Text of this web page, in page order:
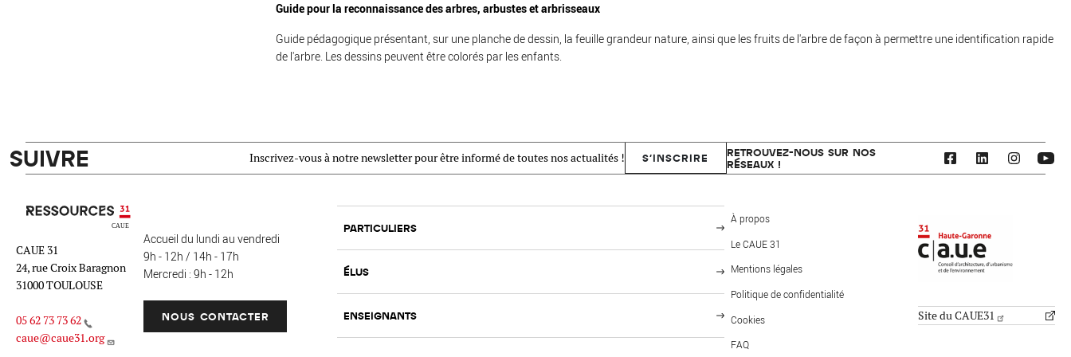
Guide pour la reconnaissance des arbres, arbustes et arbrisseaux
Guide pédagogique présentant, sur une planche de dessin, la feuille grandeur nature, ainsi que les fruits de l'arbre de façon à permettre une identification rapide
de l'arbre. Les dessins peuvent être colorés par les enfants.
SUIVRE Inscrivez-vous à notre newsletter pour être informé de toutes nos actualités ! S'INSCRIRE
RETROUVEZ-NOUS SUR NOS
RÉSEAUX !
Ressources 31
CAUE 31
24, rue Croix Baragnon
31000 TOULOUSE
05 62 73 73 62
caue@caue31.org
Accueil du lundi au vendredi
9h - 12h / 14h - 17h
Mercredi : 9h - 12h
NOUS CONTACTER
FOOTER: PUBLICS
PARTICULIERS
ÉLUS
ENSEIGNANTS
MENU PIED DE PAGE
À propos
Le CAUE 31
Mentions légales
Politique de confidentialité
Cookies
FAQ
Site du CAUE31